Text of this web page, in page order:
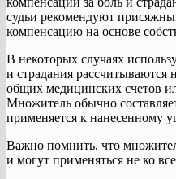
судьи рекомендуют
компенсацию на основе
В некоторых случаях
и страдания рассчитываются
общих медицинских счетов
Множитель обычно
применяется к нанесенному
Важно помнить, что
и могут применяться не ко